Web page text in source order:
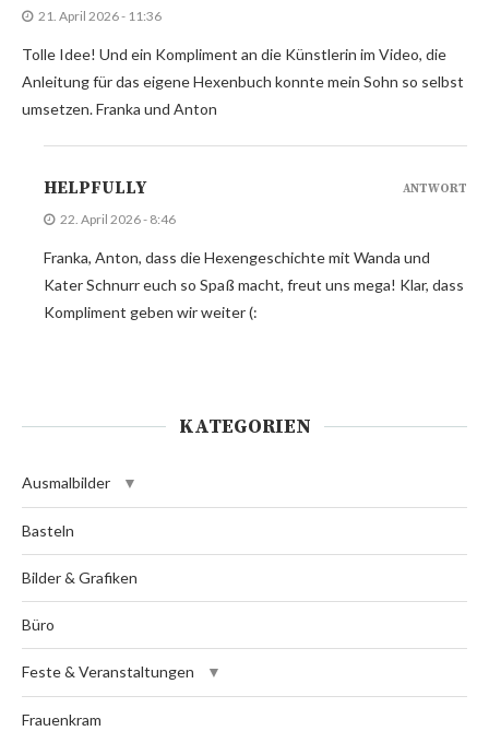
21. April 2026 - 11:36
Tolle Idee! Und ein Kompliment an die Künstlerin im Video, die
Anleitung für das eigene Hexenbuch konnte mein Sohn so selbst
umsetzen. Franka und Anton
HELPFULLY
22. April 2026 - 8:46
Franka, Anton, dass die Hexengeschichte mit Wanda und
Kater Schnurr euch so Spaß macht, freut uns mega! Klar, dass
Kompliment geben wir weiter (:
ANTWORT
KATEGORIEN
Ausmalbilder
Basteln
Bilder & Grafiken
Büro
Feste & Veranstaltungen
Frauenkram